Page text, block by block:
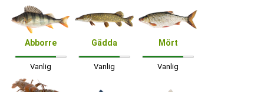
Abborre
Vanlig
Gädda
Vanlig
Mört
Vanlig